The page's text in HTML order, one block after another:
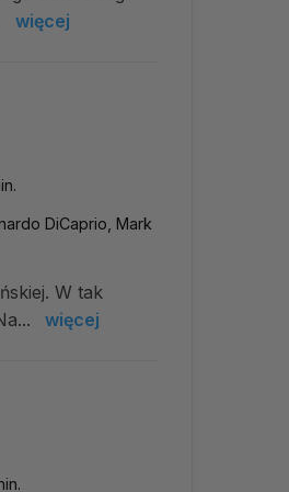
więcej
DiCaprio, Mark
W tak
więcej